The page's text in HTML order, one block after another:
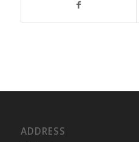
ADDRESS